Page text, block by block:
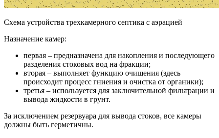
Схема устройства трехкамерного септика с аэрацией
Назначение камер:
первая – предназначена для накопления и последующего
разделения стоковых вод на фракции;
вторая – выполняет функцию очищения (здесь
происходит процесс гниения и очистка от органики);
третья – используется для заключительной фильтрации и
вывода жидкости в грунт.
За исключением резервуара для вывода стоков, все камеры
должны быть герметичны.